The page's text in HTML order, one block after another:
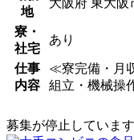
地
大阪府 東大阪
寮・
社宅
あり
仕事
内容
≪寮完備・月
組立・機械操
募集が停止しています